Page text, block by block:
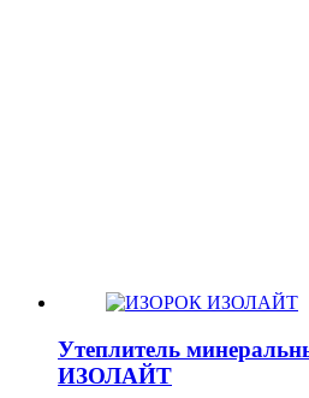
Утеплитель
ИЗОЛАЙТ